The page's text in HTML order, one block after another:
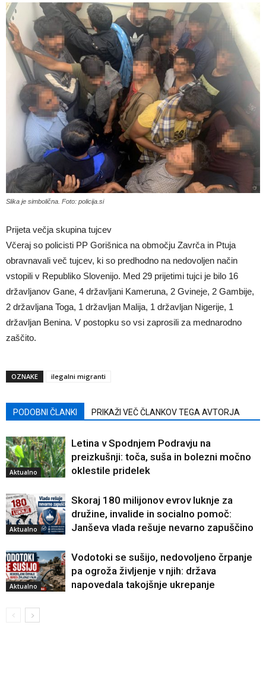
Slika je simbolična. Foto: policija.si
Prijeta večja skupina tujcev
Včeraj so policisti PP Gorišnica na območju Zavrča in Ptuja
obravnavali več tujcev, ki so predhodno na nedovoljen način
vstopili v Republiko Slovenijo. Med 29 prijetimi tujci je bilo 16
državljanov Gane, 4 državljani Kameruna, 2 Gvineje, 2 Gambije,
2 državljana Toga, 1 državljan Malija, 1 državljan Nigerije, 1
državljan Benina. V postopku so vsi zaprosili za mednarodno
zaščito.
OZNAKE ilegalni migranti
PODOBNI ČLANKI PRIKAŽI VEČ ČLANKOV TEGA AVTORJA
Aktualno
Letina v Spodnjem Podravju na
preizkušnji: toča, suša in bolezni močno
oklestile pridelek
Aktualno
Skoraj 180 milijonov evrov luknje za
družine, invalide in socialno pomoč:
Janševa vlada rešuje nevarno zapuščino
Aktualno
Vodotoki se sušijo, nedovoljeno črpanje
pa ogroža življenje v njih: država
napovedala takojšnje ukrepanje